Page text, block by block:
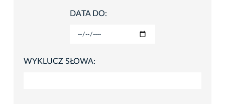
DATA DO:
WYKLUCZ SŁOWA: